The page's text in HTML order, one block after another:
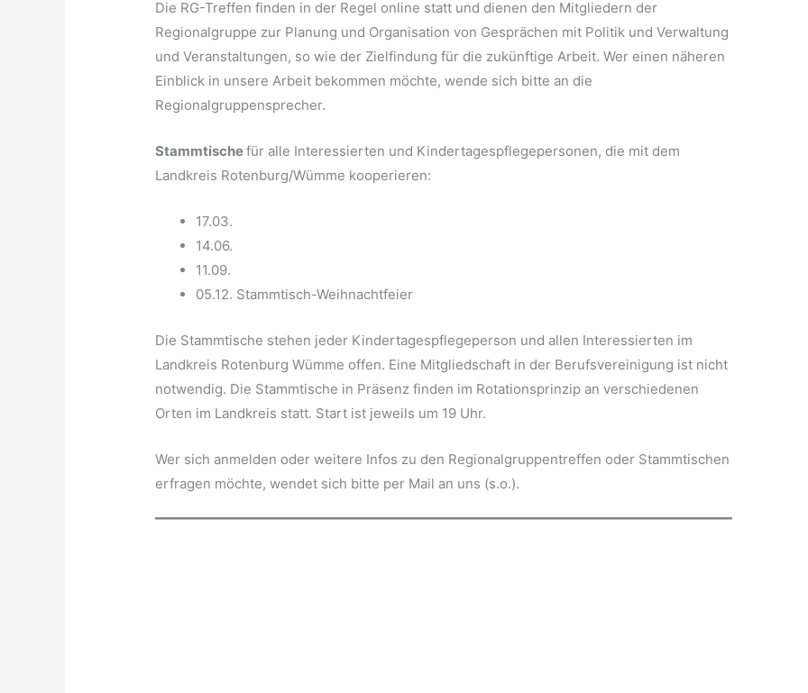
Die RG-Treffen finden in der Regel online statt und dienen den Mitgliedern der
Regionalgruppe zur Planung und Organisation von Gesprächen mit Politik und Verwaltung
und Veranstaltungen, so wie der Zielfindung für die zukünftige Arbeit. Wer einen näheren
Einblick in unsere Arbeit bekommen möchte, wende sich bitte an die
Regionalgruppensprecher.
Stammtischefür alle Interessierten und Kindertagespflegepersonen, die mit dem
Landkreis Rotenburg/Wümme kooperieren:
17.03.
14.06.
11.09.
05.12. Stammtisch-Weihnachtfeier
Die Stammtische stehen jeder Kindertagespflegeperson und allen Interessierten im
Landkreis Rotenburg Wümme offen. Eine Mitgliedschaft in der Berufsvereinigung ist nicht
notwendig. Die Stammtische in Präsenz finden im Rotationsprinzip an verschiedenen
Orten im Landkreis statt. Start ist jeweils um 19 Uhr.
Wer sich anmelden oder weitere Infos zu den Regionalgruppentreffen oder Stammtischen
erfragen möchte, wendet sich bitte per Mail an uns (s.o.).